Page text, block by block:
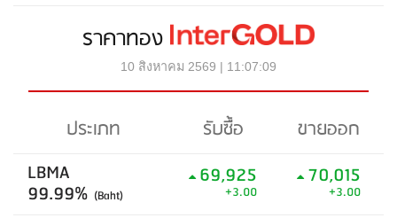
ราคาทอง
10 สิงหาคม 2569 | 11:07:09
ประเภท รับซื้อ
ขายออก
LBMA
99.99% (Baht)
69,925
+3.00
70,015
+3.00